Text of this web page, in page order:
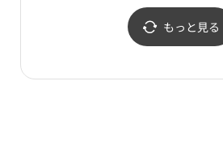
もっと見る